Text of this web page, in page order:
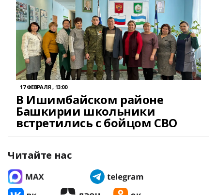
17 ФЕВРАЛЯ , 13:00
В Ишимбайском районе
Башкирии школьники
встретились с бойцом СВО
Читайте нас